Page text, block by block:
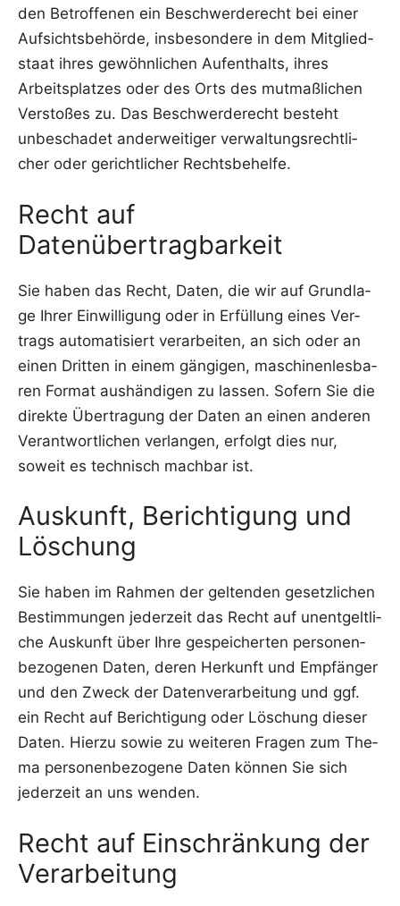
den Betrof­fe­nen ein Beschwer­de­recht bei einer
Auf­sichts­be­hör­de, ins­be­son­de­re in dem Mit­glied­
staat ihres gewöhn­li­chen Auf­ent­halts, ihres
Arbeits­plat­zes oder des Orts des mut­maß­li­chen
Ver­sto­ßes zu. Das Beschwer­de­recht besteht
unbe­scha­det ander­wei­ti­ger ver­wal­tungs­recht­li­
cher oder gericht­li­cher Rechtsbehelfe.
Recht auf
Datenübertragbarkeit
Sie haben das Recht, Daten, die wir auf Grund­la­
ge Ihrer Ein­wil­li­gung oder in Erfül­lung eines Ver­
trags auto­ma­ti­siert ver­ar­bei­ten, an sich oder an
einen Drit­ten in einem gän­gi­gen, maschi­nen­les­ba­
ren For­mat aus­hän­di­gen zu las­sen. Sofern Sie die
direk­te Über­tra­gung der Daten an einen ande­ren
Ver­ant­wort­li­chen ver­lan­gen, erfolgt dies nur,
soweit es tech­nisch mach­bar ist.
Auskunft, Berichtigung und
Löschung
Sie haben im Rah­men der gel­ten­den gesetz­li­chen
Bestim­mun­gen jeder­zeit das Recht auf unent­gelt­li­
che Aus­kunft über Ihre gespei­cher­ten per­so­nen­
be­zo­ge­nen Daten, deren Her­kunft und Emp­fän­ger
und den Zweck der Daten­ver­ar­bei­tung und ggf.
ein Recht auf Berich­ti­gung oder Löschung die­ser
Daten. Hier­zu sowie zu wei­te­ren Fra­gen zum The­
ma per­so­nen­be­zo­ge­ne Daten kön­nen Sie sich
jeder­zeit an uns wenden.
Recht auf Einschränkung der
Verarbeitung